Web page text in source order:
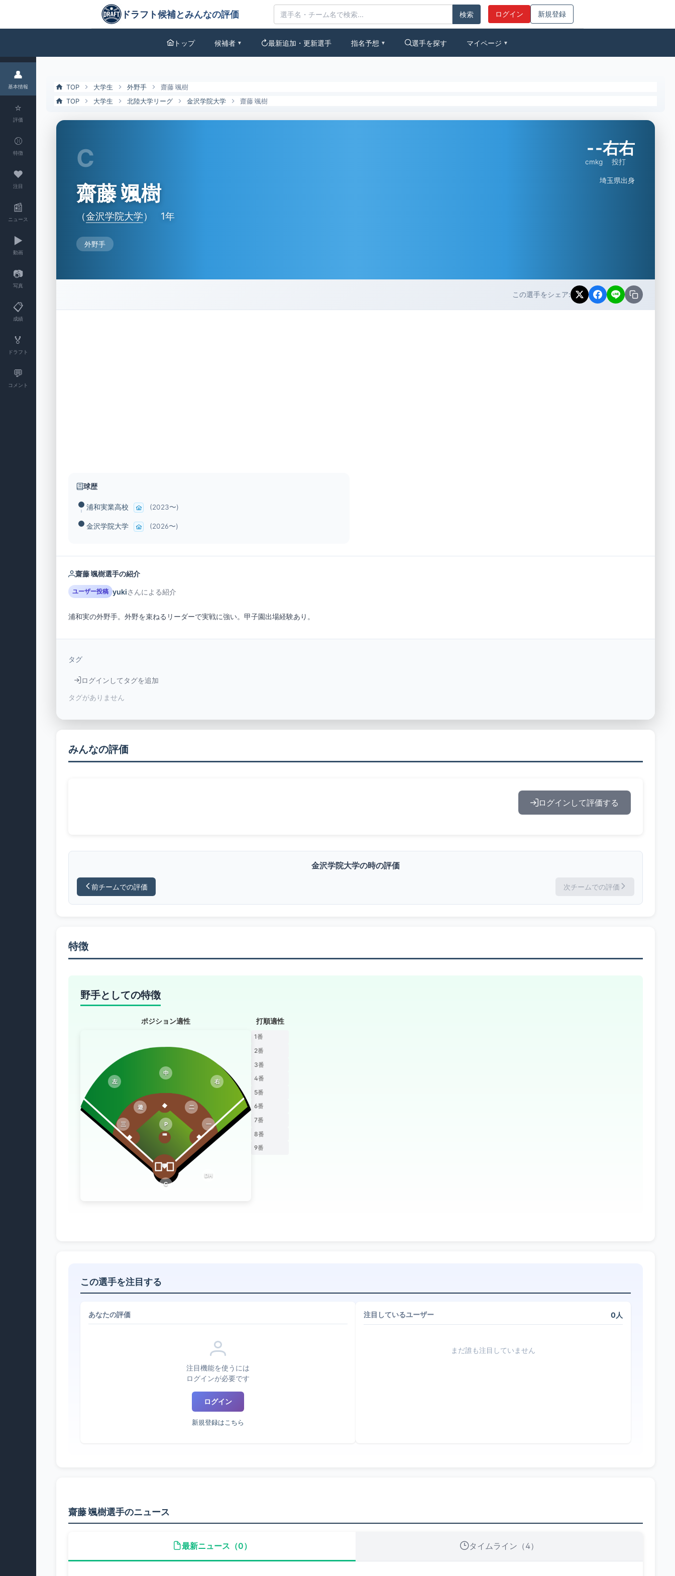
齋藤 颯樹（金沢学院大）の特徴とドラフト評価 | ドラフト候補とみんなの評価
ドラフト候補とみんなの評価
ログイン 新規登録
トップ 候補者 ▼ 最新追加・更新選手 指名予想 ▼ 選手を探す マイページ ▼
👤
基本情報
⭐
評価
⚾
特徴
❤
注目
📰
ニュース
▶️
動画
📷
写真
📋
成績
🏅
ドラフト
💬
コメント
TOP 大学生 外野手
齋藤 颯樹
TOP
大学生 北陸大学リーグ 金沢学院大学 齋藤 颯樹
C
齋藤 颯樹
（金沢学院大学） 1年
外野手
-
cm
-
kg
右右
投打
埼玉県出身
この選手をシェア:
球歴
浦和実業高校 (2023〜)
金沢学院大学 (2026〜)
齋藤 颯樹選手の紹介
ユーザー投稿 yukiさんによる紹介
浦和実の外野手。外野を束ねるリーダーで実戦に強い。甲子園出場経験あり。
タグ
ログインしてタグを追加
タグがありません
みんなの評価
ログインして評価する
金沢学院大学の時の評価
前チームでの評価 次チームでの評価
特徴
野手としての特徴
ポジション適性
P
C
一
二
三
遊
左
中
右
DH
打順適性
1番
2番
3番
4番
5番
6番
7番
8番
9番
この選手を注目する
あなたの評価
注目機能を使うには
ログインが必要です
ログイン
新規登録はこちら
注目しているユーザー 0人
まだ誰も注目していません
齋藤 颯樹選手のニュース
最新ニュース（0） タイムライン（4）